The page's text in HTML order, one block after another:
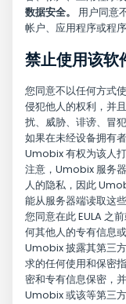
数据安全。 用户同意
帐户、应用程序或程
禁止使用该软
您同意不以任何方式
侵犯他人的权利，并
扰、威胁、诽谤、冒
如果在未经设备拥有
Umobix 有权为该人
注意，Umobix 服务
人的隐私，因此
能从服务器端读取这些
您同意在此 EULA 之
何其他人的专有信息
Umobix 披露其第三
求的任何使用和保密
密和专有信息保密，
Umobix 或该等第三